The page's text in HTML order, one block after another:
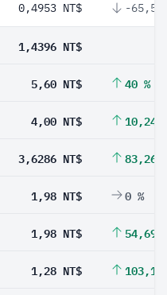
0,4953 NT$ -65,59
1,4396 NT$
5,60 NT$ 40 %
4,00 NT$ 10,24
3,6286 NT$ 83,26
1,98 NT$ 0 %
1,98 NT$ 54,69
1,28 NT$ 103,17